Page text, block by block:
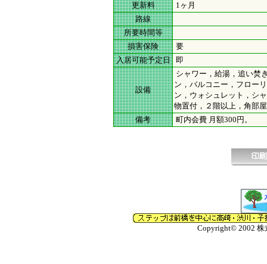
更新料
1ヶ月
路線
所要時間等
損害保険
要
入居可能予定日
即
設備
シャワー，給湯，追い焚
ン，バルコニー，フロー
ン，ウォシュレット，シ
物置付，２階以上，角部
備考
町内会費 月額300円。
Copyright© 2002